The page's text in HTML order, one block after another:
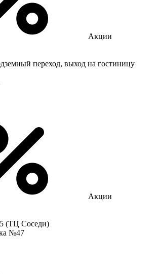
Акции
переход, выход на гостиницу
Акции
(ТЦ Соседи)
№47